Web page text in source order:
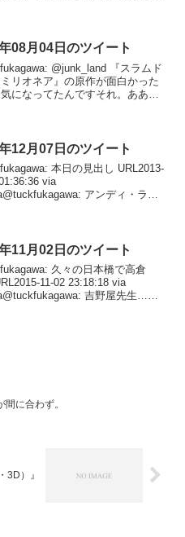
08月04日のツイート
@junk_land 『スラムド
リオネア』の原作が面白かった
になってたんですそれ。ああや
12月07日のツイート
本日の見出し URL2013-
via
アンディ・ラウ
11月02日のツイート
久々の日本橋で高倉
11-02 23:18:18 via
吉野屋先生……
間に合わず。
3D）』